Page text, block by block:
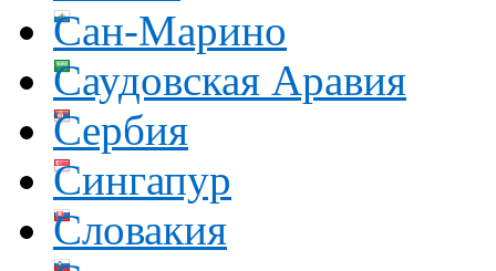
Сан-Марино
Саудовская Аравия
Сербия
Сингапур
Словакия